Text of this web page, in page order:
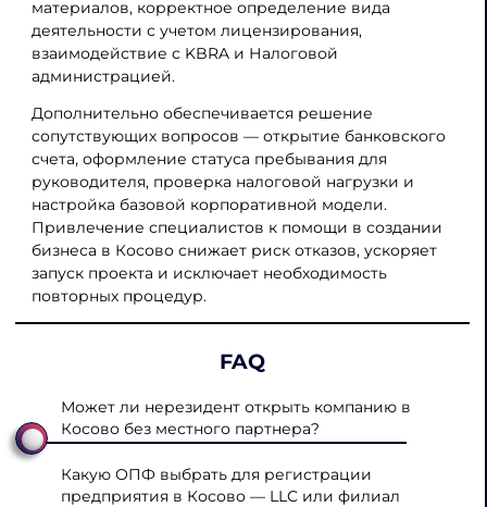
материалов, корректное определение вида
деятельности с учетом лицензирования,
взаимодействие с KBRA и Налоговой
администрацией.
Дополнительно обеспечивается решение
сопутствующих вопросов — открытие банковского
счета, оформление статуса пребывания для
руководителя, проверка налоговой нагрузки и
настройка базовой корпоративной модели.
Привлечение специалистов к помощи в создании
бизнеса в Косово снижает риск отказов, ускоряет
запуск проекта и исключает необходимость
повторных процедур.
FAQ
Может ли нерезидент открыть компанию в
Косово без местного партнера?
Какую ОПФ выбрать для регистрации
предприятия в Косово — LLC или филиал